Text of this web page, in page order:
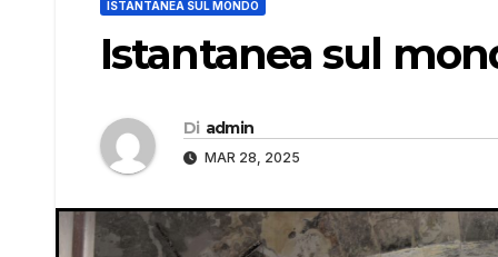
ISTANTANEA SUL MONDO
Istantanea sul
Di admin
MAR 28, 2025